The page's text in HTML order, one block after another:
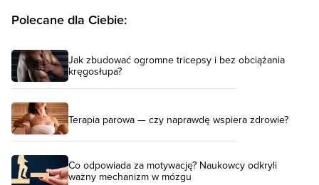
Polecane dla Ciebie:
Jak zbudować ogromne tricepsy i bez obciążania
kręgosłupa?
Terapia parowa — czy naprawdę wspiera zdrowie?
Co odpowiada za motywację? Naukowcy odkryli
ważny mechanizm w mózgu